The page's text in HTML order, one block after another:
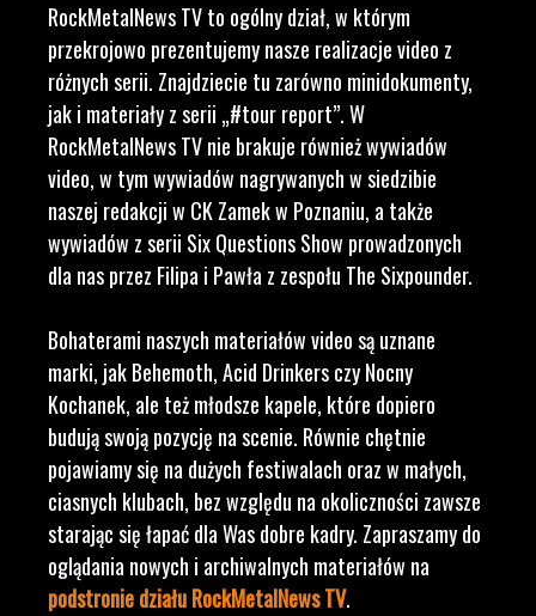
RockMetalNews TV to ogólny dział, w którym
przekrojowo prezentujemy nasze realizacje video z
różnych serii. Znajdziecie tu zarówno minidokumenty,
jak i materiały z serii „#tour report”. W
RockMetalNews TV nie brakuje również wywiadów
video, w tym wywiadów nagrywanych w siedzibie
naszej redakcji w CK Zamek w Poznaniu, a także
wywiadów z serii Six Questions Show prowadzonych
dla nas przez Filipa i Pawła z zespołu The Sixpounder.
Bohaterami naszych materiałów video są uznane
marki, jak Behemoth, Acid Drinkers czy Nocny
Kochanek, ale też młodsze kapele, które dopiero
budują swoją pozycję na scenie. Równie chętnie
pojawiamy się na dużych festiwalach oraz w małych,
ciasnych klubach, bez względu na okoliczności zawsze
starając się łapać dla Was dobre kadry. Zapraszamy do
oglądania nowych i archiwalnych materiałów na
podstronie działu RockMetalNews TV.